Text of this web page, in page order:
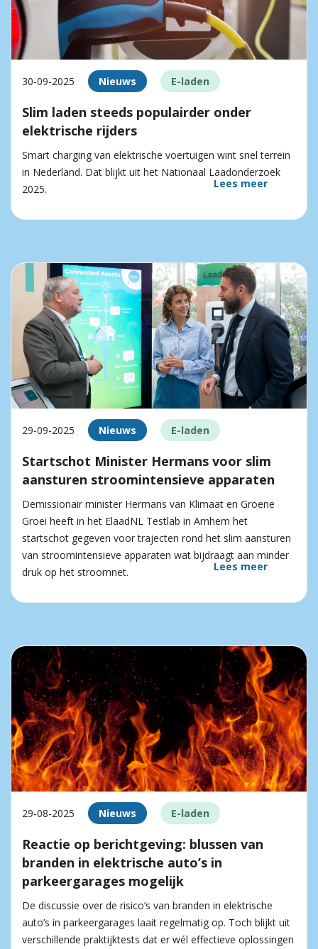
30-09-2025 Nieuws E-laden
Slim laden steeds populairder onder
elektrische rijders
Smart charging van elektrische voertuigen wint snel terrein
in Nederland. Dat blijkt uit het Nationaal Laadonderzoek
2025.
Lees meer
29-09-2025 Nieuws E-laden
Startschot Minister Hermans voor slim
aansturen stroomintensieve apparaten
Demissionair minister Hermans van Klimaat en Groene
Groei heeft in het ElaadNL Testlab in Arnhem het
startschot gegeven voor trajecten rond het slim aansturen
van stroomintensieve apparaten wat bijdraagt aan minder
druk op het stroomnet.
Lees meer
29-08-2025 Nieuws E-laden
Reactie op berichtgeving: blussen van
branden in elektrische auto’s in
parkeergarages mogelijk
De discussie over de risico’s van branden in elektrische
auto’s in parkeergarages laait regelmatig op. Toch blijkt uit
verschillende praktijktests dat er wél effectieve oplossingen